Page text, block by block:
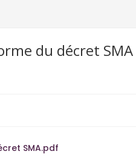
du décret SMA
SMA.pdf